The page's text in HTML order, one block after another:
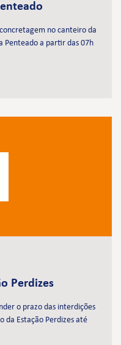
no canteiro da
Penteado a partir das 07h
Perdizes
o prazo das interdições
da Estação Perdizes até